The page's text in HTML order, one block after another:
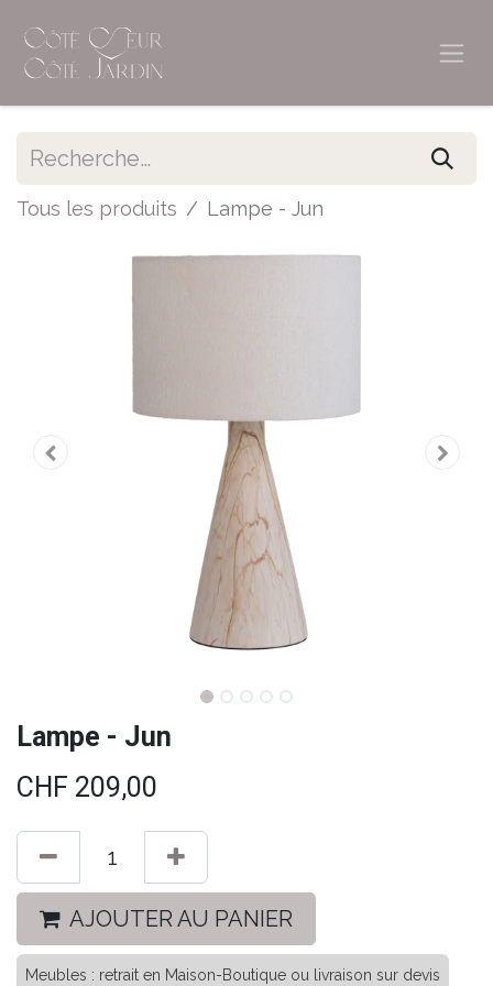
Tous les produits Lampe - Jun
Lampe - Jun
CHF 209,00
AJOUTER AU PANIER
Meubles : retrait en Maison-Boutique ou livraison sur devis